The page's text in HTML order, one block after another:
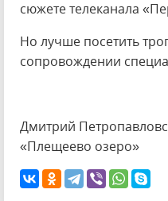
сюжете телеканала
Но лучше посетить
сопровождении
Дмитрий
«Плещеево озеро»